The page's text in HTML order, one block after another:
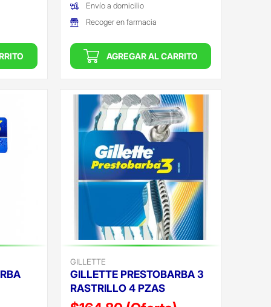
Envío a domicilio
Recoger en farmacia
AGREGAR AL CARRITO
GILLETTE
GILLETTE PRESTOBARBA 3
RASTRILLO 4 PZAS